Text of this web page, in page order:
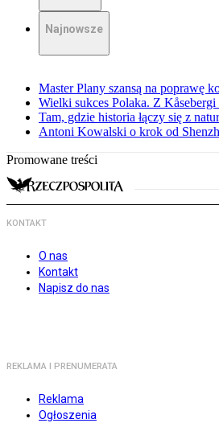
Najnowsze
Master Plany szansą na poprawę
Wielki sukces Polaka. Z
Tam, gdzie historia łączy się z
Antoni Kowalski o krok od
Promowane treści
KONTAKT
O nas
Kontakt
Napisz do nas
REKLAMA I PRENUMERATA
Reklama
Ogłoszenia